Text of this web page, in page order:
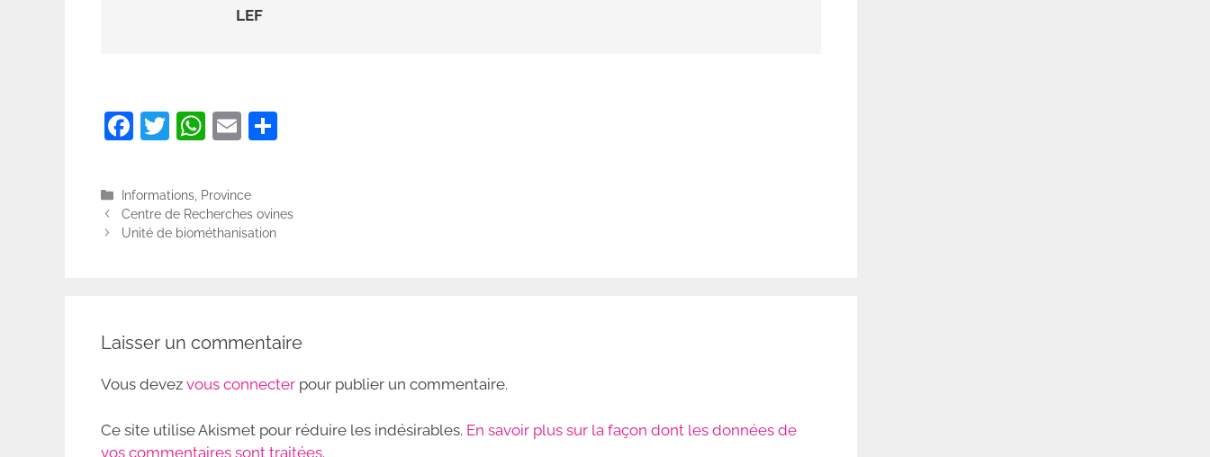
LEF
F
c
e
b
T
itt
er
W
at
s
A
E
l
g
Catégories
Informations Province
Centre de Recherches ovines
Unité de biométhanisation
Laisser un commentaire
Vous devez vous connecter pour publier un commentaire.
Ce site utilise Akismet pour réduire les indésirables. En savoir plus sur la façon dont les données de
vos commentaires sont traitées.